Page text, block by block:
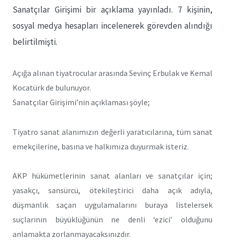
Sanatçılar Girişimi bir açıklama yayınladı. 7 kişinin,
sosyal medya hesapları incelenerek görevden alındığı
belirtilmişti.
Açığa alınan tiyatrocular arasında Sevinç Erbulak ve Kemal
Kocatürk de bulunuyor.
Sanatçılar Girişimi’nin açıklaması şöyle;
Tiyatro sanat alanımızın değerli yaratıcılarına, tüm sanat
emekçilerine, basına ve halkımıza duyurmak isteriz.
AKP hükümetlerinin sanat alanları ve sanatçılar için;
yasakçı, sansürcü, ötekileştirici daha açık adıyla,
düşmanlık saçan uygulamalarını buraya listelersek
suçlarının büyüklüğünün ne denli ‘ezici’ olduğunu
anlamakta zorlanmayacaksınızdır.